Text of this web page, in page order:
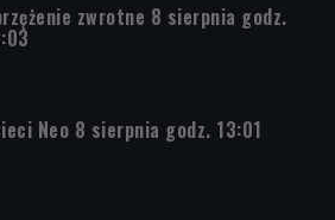
zwrotne 8 sierpnia godz.
Neo 8 sierpnia godz. 13:01